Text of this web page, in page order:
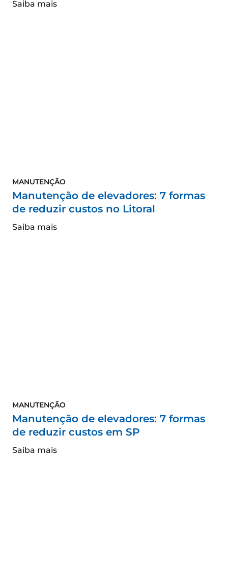
Saiba mais
MANUTENÇÃO
Manutenção de elevadores: 7 formas
de reduzir custos no Litoral
Saiba mais
MANUTENÇÃO
Manutenção de elevadores: 7 formas
de reduzir custos em SP
Saiba mais